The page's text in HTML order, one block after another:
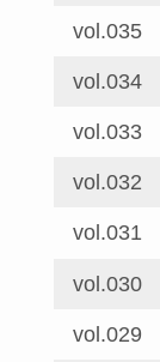
vol.035
vol.034
vol.033
vol.032
vol.031
vol.030
vol.029